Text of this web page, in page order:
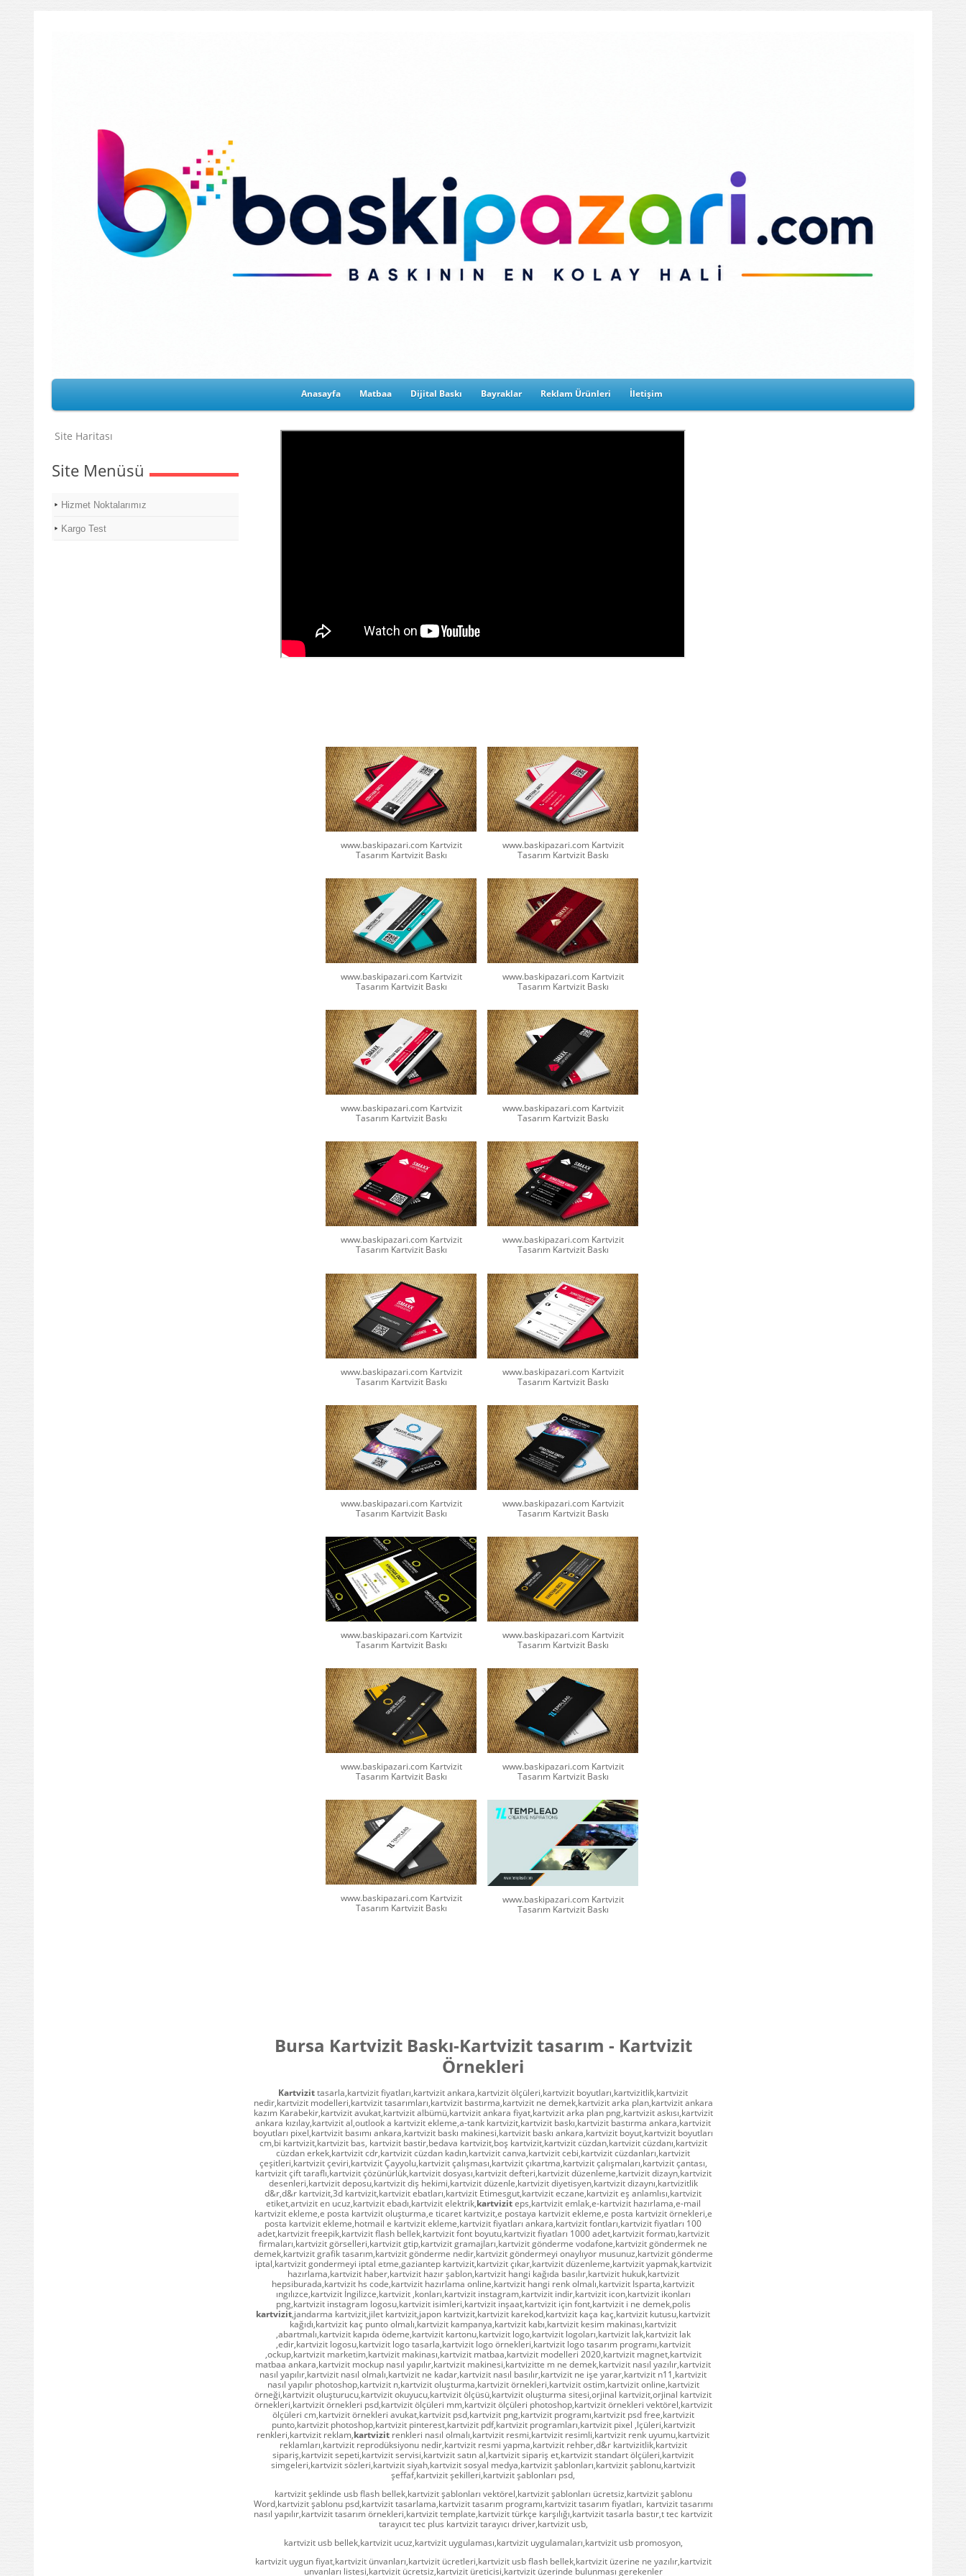
Anasayfa Matbaa Dijital Baskı Bayraklar Reklam Ürünleri İletişim
Site Haritası
Site Menüsü
Hizmet Noktalarımız
Kargo Test
www.baskipazari.com Kartvizit
Tasarım Kartvizit Baskı
www.baskipazari.com Kartvizit
Tasarım Kartvizit Baskı
www.baskipazari.com Kartvizit
Tasarım Kartvizit Baskı
www.baskipazari.com Kartvizit
Tasarım Kartvizit Baskı
www.baskipazari.com Kartvizit
Tasarım Kartvizit Baskı
www.baskipazari.com Kartvizit
Tasarım Kartvizit Baskı
www.baskipazari.com Kartvizit
Tasarım Kartvizit Baskı
www.baskipazari.com Kartvizit
Tasarım Kartvizit Baskı
www.baskipazari.com Kartvizit
Tasarım Kartvizit Baskı
www.baskipazari.com Kartvizit
Tasarım Kartvizit Baskı
www.baskipazari.com Kartvizit
Tasarım Kartvizit Baskı
www.baskipazari.com Kartvizit
Tasarım Kartvizit Baskı
www.baskipazari.com Kartvizit
Tasarım Kartvizit Baskı
www.baskipazari.com Kartvizit
Tasarım Kartvizit Baskı
www.baskipazari.com Kartvizit
Tasarım Kartvizit Baskı
www.baskipazari.com Kartvizit
Tasarım Kartvizit Baskı
www.baskipazari.com Kartvizit
Tasarım Kartvizit Baskı
www.baskipazari.com Kartvizit
Tasarım Kartvizit Baskı
Bursa Kartvizit Baskı-Kartvizit tasarım - Kartvizit
Örnekleri
Kartvizittasarla,kartvizit fiyatları,kartvizit ankara,kartvizit ölçüleri,kartvizit boyutları,kartvizitlik,kartvizit
nedir,kartvizit modelleri,kartvizit tasarımları,kartvizit bastırma,kartvizit ne demek,kartvizit arka plan,kartvizit ankara
kazım Karabekir,kartvizit avukat,kartvizit albümü,kartvizit ankara fiyat,kartvizit arka plan png,kartvizit askısı,kartvizit
ankara kızılay,kartvizit al,outlook a kartvizit ekleme,a-tank kartvizit,kartvizit baskı,kartvizit bastırma ankara,kartvizit
boyutları pixel,kartvizit basımı ankara,kartvizit baskı makinesi,kartvizit baskı ankara,kartvizit boyut,kartvizit boyutları
cm,bi kartvizit,kartvizit bas, kartvizit bastir,bedava kartvizit,boş kartvizit,kartvizit cüzdan,kartvizit cüzdanı,kartvizit
cüzdan erkek,kartvizit cdr,kartvizit cüzdan kadın,kartvizit canva,kartvizit cebi,kartvizit cüzdanları,kartvizit
çeşitleri,kartvizit çeviri,kartvizit Çayyolu,kartvizit çalışması,kartvizit çıkartma,kartvizit çalışmaları,kartvizit çantası,
kartvizit çift taraflı,kartvizit çözünürlük,kartvizit dosyası,kartvizit defteri,kartvizit düzenleme,kartvizit dizayn,kartvizit
desenleri,kartvizit deposu,kartvizit diş hekimi,kartvizit düzenle,kartvizit diyetisyen,kartvizit dizaynı,kartvizitlik
d&r,d&r kartvizit,3d kartvizit,kartvizit ebatları,kartvizit Etimesgut,kartvizit eczane,kartvizit eş anlamlısı,kartvizit
etiket,artvizit en ucuz,kartvizit ebadı,kartvizit elektrik,kartviziteps,kartvizit emlak,e-kartvizit hazırlama,e-mail
kartvizit ekleme,e posta kartvizit oluşturma,e ticaret kartvizit,e postaya kartvizit ekleme,e posta kartvizit örnekleri,e
posta kartvizit ekleme,hotmail e kartvizit ekleme,kartvizit fiyatları ankara,kartvizit fontları,kartvizit fiyatları 100
adet,kartvizit freepik,kartvizit flash bellek,kartvizit font boyutu,kartvizit fiyatları 1000 adet,kartvizit formatı,kartvizit
firmaları,kartvizit görselleri,kartvizit gtip,kartvizit gramajları,kartvizit gönderme vodafone,kartvizit göndermek ne
demek,kartvizit grafik tasarım,kartvizit gönderme nedir,kartvizit göndermeyi onaylıyor musunuz,kartvizit gönderme
iptal,kartvizit gondermeyi iptal etme,gaziantep kartvizit,kartvizit çıkar,kartvizit düzenleme,kartvizit yapmak,kartvizit
hazırlama,kartvizit haber,kartvizit hazır şablon,kartvizit hangi kağıda basılır,kartvizit hukuk,kartvizit
hepsiburada,kartvizit hs code,kartvizit hazırlama online,kartvizit hangi renk olmalı,kartvizit Isparta,kartvizit
ıngılızce,kartvizit İngilizce,kartvizit ,konları,kartvizit instagram,kartvizit indir,kartvizit icon,kartvizit ikonları
png,kartvizit instagram logosu,kartvizit isimleri,kartvizit inşaat,kartvizit için font,kartvizit i ne demek,polis
kartvizit,jandarma kartvizit,jilet kartvizit,japon kartvizit,kartvizit karekod,kartvizit kaça kaç,kartvizit kutusu,kartvizit
kağıdı,kartvizit kaç punto olmalı,kartvizit kampanya,kartvizit kabı,kartvizit kesim makinası,kartvizit
,abartmalı,kartvizit kapıda ödeme,kartvizit kartonu,kartvizit logo,kartvizit logoları,kartvizit lak,kartvizit lak
,edir,kartvizit logosu,kartvizit logo tasarla,kartvizit logo örnekleri,kartvizit logo tasarım programı,kartvizit
,ockup,kartvizit marketim,kartvizit makinası,kartvizit matbaa,kartvizit modelleri 2020,kartvizit magnet,kartvizit
matbaa ankara,kartvizit mockup nasıl yapılır,kartvizit makinesi,kartvizitte m ne demek,kartvizit nasıl yazılır,kartvizit
nasıl yapılır,kartvizit nasıl olmalı,kartvizit ne kadar,kartvizit nasıl basılır,kartvizit ne işe yarar,kartvizit n11,kartvizit
nasıl yapılır photoshop,kartvizit n,kartvizit oluşturma,kartvizit örnekleri,kartvizit ostim,kartvizit online,kartvizit
örneği,kartvizit oluşturucu,kartvizit okuyucu,kartvizit ölçüsü,kartvizit oluşturma sitesi,orjinal kartvizit,orjinal kartvizit
örnekleri,kartvizit örnekleri psd,kartvizit ölçüleri mm,kartvizit ölçüleri photoshop,kartvizit örnekleri vektörel,kartvizit
ölçüleri cm,kartvizit örnekleri avukat,kartvizit psd,kartvizit png,kartvizit programı,kartvizit psd free,kartvizit
punto,kartvizit photoshop,kartvizit pinterest,kartvizit pdf,kartvizit programları,kartvizit pixel ,lçüleri,kartvizit
renkleri,kartvizit reklam,kartvizit renkleri nasıl olmalı,kartvizit resmi,kartvizit resimli,kartvizit renk uyumu,kartvizit
reklamları,kartvizit reprodüksiyonu nedir,kartvizit resmi yapma,kartvizit rehber,d&r kartvizitlik,kartvizit
sipariş,kartvizit sepeti,kartvizit servisi,kartvizit satın al,kartvizit sipariş et,kartvizit standart ölçüleri,kartvizit
simgeleri,kartvizit sözleri,kartvizit siyah,kartvizit sosyal medya,kartvizit şablonları,kartvizit şablonu,kartvizit
şeffaf,kartvizit şekilleri,kartvizit şablonları psd,
kartvizit şeklinde usb flash bellek,kartvizit şablonları vektörel,kartvizit şablonları ücretsiz,kartvizit şablonu
Word,kartvizit şablonu psd,kartvizit tasarlama,kartvizit tasarım programı,kartvizit tasarım fiyatları, kartvizit tasarımı
nasıl yapılır,kartvizit tasarım örnekleri,kartvizit template,kartvizit türkçe karşılığı,kartvizit tasarla bastır,t tec kartvizit
tarayıcıt tec plus kartvizit tarayıcı driver,kartvizit usb,
kartvizit usb bellek,kartvizit ucuz,kartvizit uygulaması,kartvizit uygulamaları,kartvizit usb promosyon,
kartvizit uygun fiyat,kartvizit ünvanları,kartvizit ücretleri,kartvizit usb flash bellek,kartvizit üzerine ne yazılır,kartvizit
unvanları listesi,kartvizit ücretsiz,kartvizit üreticisi,kartvizit üzerinde bulunması gerekenler